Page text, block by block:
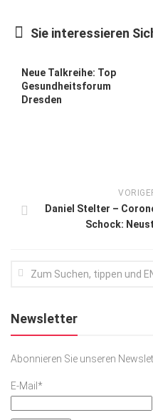
Ausflug & Reise
Podcast
Sie interessieren
Neue Talkreihe: Top
Gesundheitsforum
Dresden
Daniel Stelter –
Schock:
Newsletter
Abonnieren Sie unseren
E-Mail*